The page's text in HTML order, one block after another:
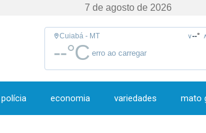
Cuiabá - MT ∨--°
--°C erro ao carregar
polícia economia variedades mato
7 de agosto de 2026